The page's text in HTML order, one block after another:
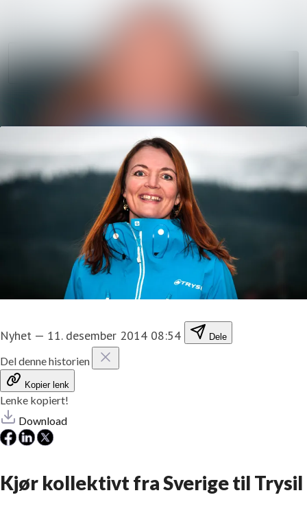
Arrangementer
Følg
Følger
Nyhet — 11. desember 2014 08:54 Dele
Del denne historien
Kopier lenk
Lenke kopiert!
Download
Kjør kollektivt fra Sverige til Trysil